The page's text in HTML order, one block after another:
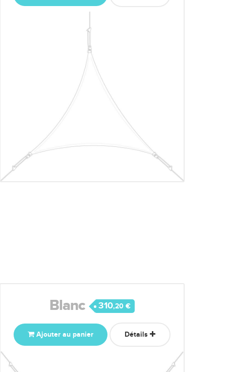
Blanc 310,20 €
Ajouter au panier Détails